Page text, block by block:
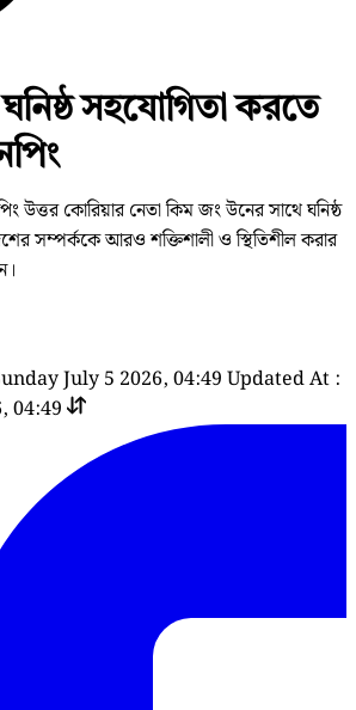
সহযোগিতা করতে
উত্তর কোরিয়ার নেতা কিম জং উনের সাথে ঘনিষ্ঠ
সম্পর্ককে আরও শক্তিশালী ও স্থিতিশীল করার
July 5 2026, 04:49 Updated At :
04:49